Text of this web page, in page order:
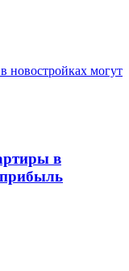
в
прибыль